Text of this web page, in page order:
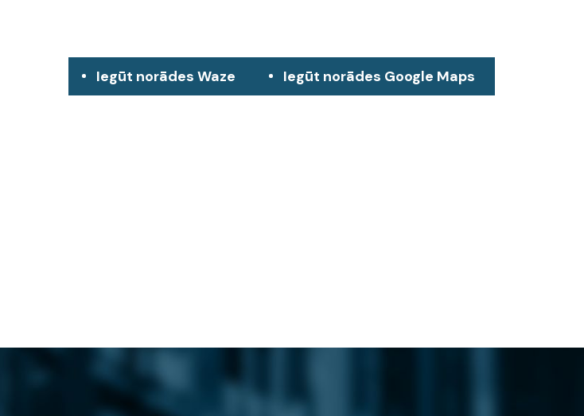
Iegūt norādes Waze Iegūt norādes Google Maps